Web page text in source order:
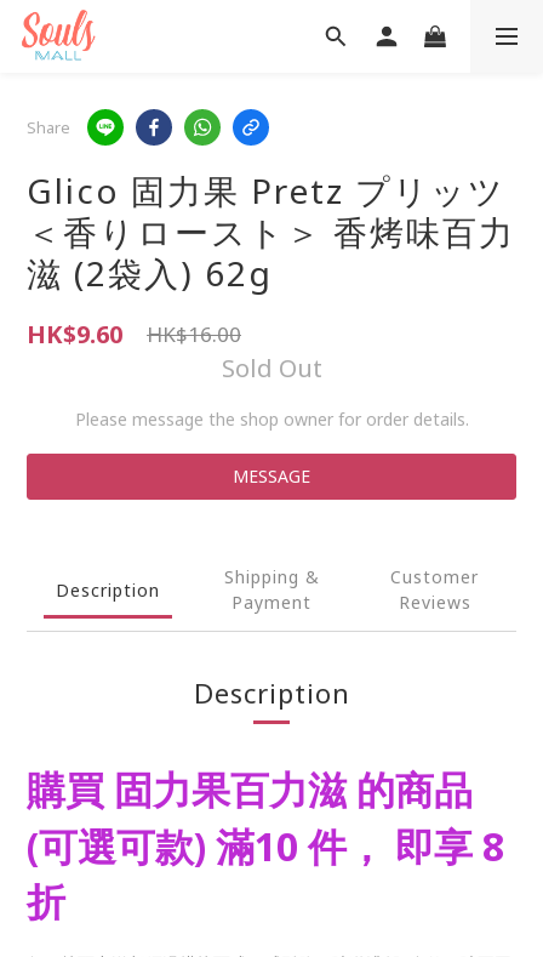
Share
Glico 固力果 Pretz プリッツ
＜香りロースト＞ 香烤味百力
滋 (2袋入) 62g
HK$9.60 HK$16.00
Sold Out
Please message the shop owner for order details.
MESSAGE
Description
Shipping &
Payment
Customer
Reviews
Description
購買 固力果百力滋 的商品
(可選可款) 滿10 件， 即享 8
折